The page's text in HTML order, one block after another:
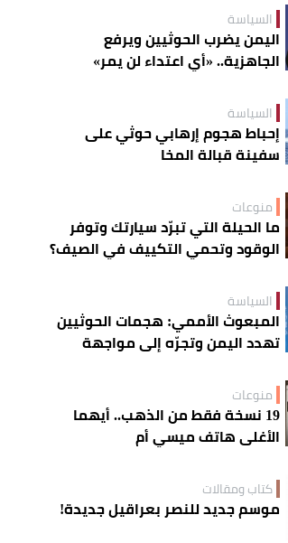
السياسة
اليمن يضرب الحوثيين ويرفع
الجاهزية.. «أي اعتداء لن يمر»
السياسة
إحباط هجوم إرهابي حوثي على
سفينة قبالة المخا
منوعات
ما الحيلة التي تبرّد سيارتك وتوفر
الوقود وتحمي التكييف في الصيف؟
السياسة
المبعوث الأممي: هجمات الحوثيين
تهدد اليمن وتجرّه إلى مواجهة
منوعات
19 نسخة فقط من الذهب.. أيهما
الأغلى هاتف ميسي أم
كتاب ومقالات
موسم جديد للنصر بعراقيل جديدة!